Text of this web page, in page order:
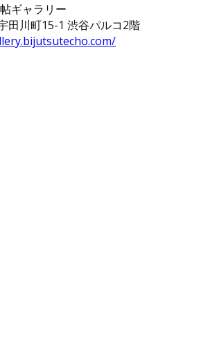
ギャラリー
田川町15-1 渋谷パルコ2階